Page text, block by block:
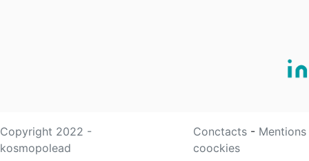
Copyright 2022 -
kosmopolead
Conctacts -
coockies